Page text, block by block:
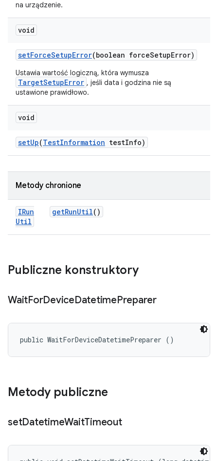
na urządzenie.
void
setForceSetupError(boolean forceSetupError)
Ustawia wartość logiczną, która wymusza
TargetSetupError , jeśli data i godzina nie są
ustawione prawidłowo.
void
setUp(TestInformation testInfo)
Metody chronione
IRun
Util
getRunUtil()
Publiczne konstruktory
WaitForDeviceDatetimePreparer
public WaitForDeviceDatetimePreparer ()
Metody publiczne
setDatetimeWaitTimeout